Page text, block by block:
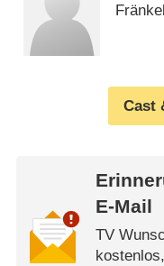
Fränkel
Cast
E-Mail
TV